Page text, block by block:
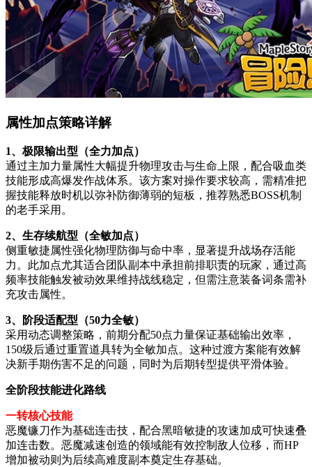
属性加点策略详解
1、极限输出型（全力加点）
通过主加力量属性大幅提升物理攻击与生命上限，配合吸血类
技能形成高爆发作战体系。该方案对操作要求较高，需精准把
握技能释放时机以弥补防御薄弱的短板，推荐熟悉BOSS机制
的老手采用。
2、生存续航型（全敏加点）
侧重敏捷属性强化物理防御与命中率，显著提升战场存活能
力。此加点尤其适合团队副本中承担前排职责的玩家，通过高
频率技能触发被动效果维持战线稳定，但需注意装备词条需补
充攻击属性。
3、阶段适配型（50力全敏）
采用动态调整策略，前期分配50点力量保证基础输出效率，
150级后通过重置道具转为全敏加点。这种过渡方案能有效解
决新手期伤害不足的问题，同时为后期转型提供平滑体验。
全阶段技能进化路线
一转核心技能
恶魔镰刀作为基础连击技，配合黑暗敏捷的攻速加成可快速叠
加连击数。恶魔减速创造的领域能有效控制敌人位移，而HP
增加被动则为后续高难度副本奠定生存基础。